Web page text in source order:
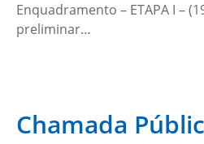
Enquadramento – ETAPA I –
preliminar…
Chamada